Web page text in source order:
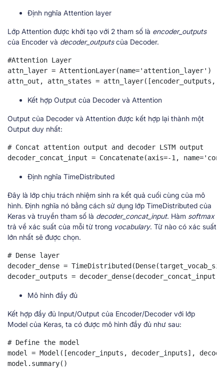
Định nghĩa Attention layer
Lớp Attention được khởi tạo với 2 tham số là encoder_outputs
của Encoder và decoder_outputscủa Decoder.
#Attention Layer
attn_layer = AttentionLayer(name='attention_layer')
attn_out, attn_states = attn_layer([encoder_outputs,
Kết hợp Output của Decoder và Attention
Output của Decoder và Attention được kết hợp lại thành một
Output duy nhất:
# Concat attention output and decoder LSTM output
decoder_concat_input = Concatenate(axis=-1,
Định nghĩa TimeDistributed
Đây là lớp chịu trách nhiệm sinh ra kết quả cuối cùng của mô
hình. Định nghĩa nó bằng cách sử dụng lớp TimeDistributed của
Keras và truyền tham số là decoder_concat_input. Hàm softmax
trả về xác suất của mỗi từ trong vocabulary. Từ nào có xác suất
lớn nhất sẽ được chọn.
# Dense layer
decoder_dense =
decoder_outputs = decoder_dense(decoder_concat_input)
Mô hình đầy đủ
Kết hợp đầy đủ Input/Output của Encoder/Decoder với lớp
Model của Keras, ta có được mô hình đầy đủ như sau:
# Define the model
model = Model([encoder_inputs, decoder_inputs],
model.summary()